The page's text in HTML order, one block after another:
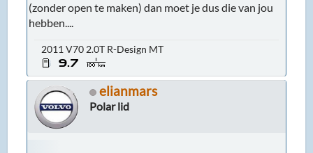
(zonder open te maken) dan moet je dus die van jou
hebben....
2011 V70 2.0T R-Design MT
elianmars
Polar lid